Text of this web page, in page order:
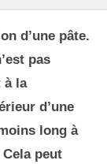
d’une pâte.
pas
à la
d’une
long à
peut